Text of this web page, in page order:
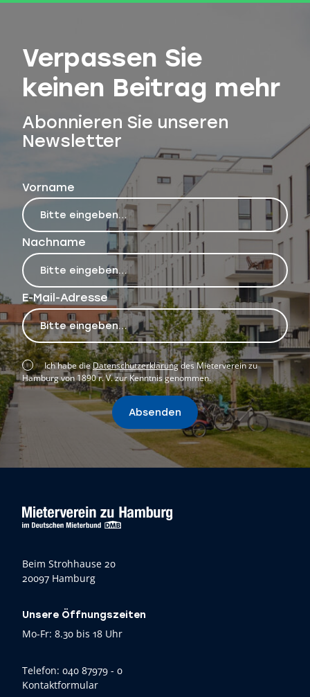
Verpassen Sie
keinen Beitrag mehr
Abonnieren Sie unseren
Newsletter
Vorname
Nachname
E-Mail-Adresse
Ich habe dieDatenschutzerklärungdes Mieterverein zu
Hamburg von 1890 r. V. zur Kenntnis genommen.
Absenden
Beim Strohhause 20
20097 Hamburg
Unsere Öffnungszeiten
Mo-Fr: 8.30 bis 18 Uhr
Telefon: 040 87979 - 0
Kontaktformular